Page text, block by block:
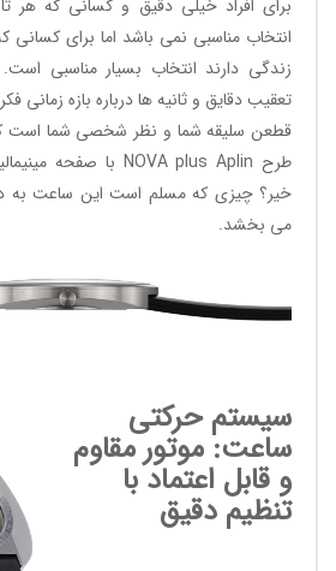
برای افراد خیلی دقیق و کسانی که هر
انتخاب مناسبی نمی باشد اما برای کسانی
زندگی دارند انتخاب بسیار مناسبی
تعقیب دقایق و ثانیه ها درباره بازه زمانی
قطعن سلیقه شما و نظر شخصی شما است
طرح NOVA plus Aplin با صفحه
خیر؟ چیزی که مسلم است این ساعت به
می بخشد.
سیستم حرکتی
ساعت: موتور مقاوم
و قابل اعتماد با
تنظیم دقیق